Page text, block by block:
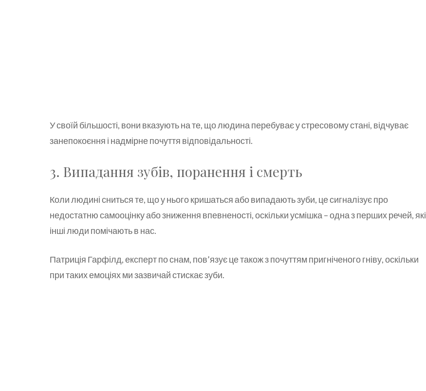
У своїй більшості, вони вказують на те, що людина перебуває у стресовому стані, відчуває
занепокоєння і надмірне почуття відповідальності.
3. Випадання зубів, поранення і смерть
Коли людині сниться те, що у нього кришаться або випадають зуби, це сигналізує про
недостатню самооцінку або зниження впевненості, оскільки усмішка – одна з перших речей, які
інші люди помічають в нас.
Патриція Гарфілд, експерт по снам, пов’язує це також з почуттям пригніченого гніву, оскільки
при таких емоціях ми зазвичай стискає зуби.